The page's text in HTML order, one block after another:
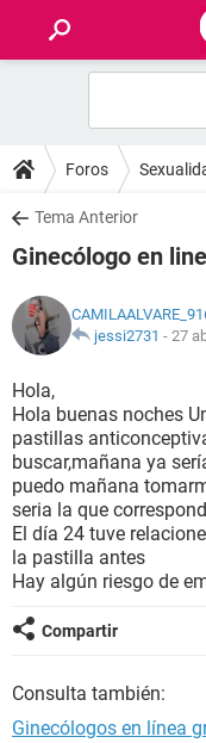
FOROS
SALUD
NUTRICIÓN
BIENESTAR
SEXUALIDAD
GLOSARIO
Foros
Tema Anterior
Ginecólogo en
jessi2731 - 27
Hola,
Hola buenas noches
pastillas
buscar,mañana ya
puedo mañana
seria la que
El día 24 tuve
la pastilla antes
Hay algún riesgo de
Compartir
Consulta también:
Ginecólogos en línea